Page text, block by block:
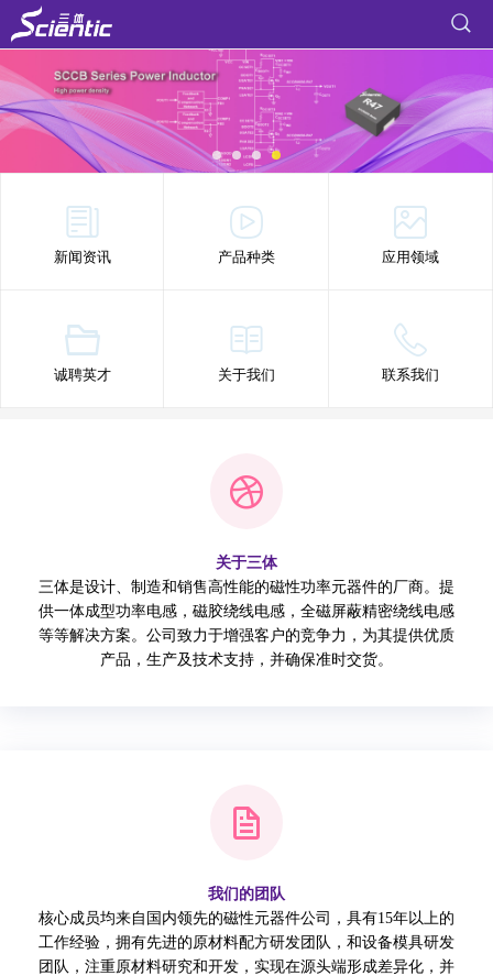
新闻资讯 产品种类 应用领域
诚聘英才 关于我们 联系我们
关于三体
三体是设计、制造和销售高性能的磁性功率元器件的厂商。提
供一体成型功率电感，磁胶绕线电感，全磁屏蔽精密绕线电感
等等解决方案。公司致力于增强客户的竞争力，为其提供优质
产品，生产及技术支持，并确保准时交货。
我们的团队
核心成员均来自国内领先的磁性元器件公司，具有15年以上的
工作经验，拥有先进的原材料配方研发团队，和设备模具研发
团队，注重原材料研究和开发，实现在源头端形成差异化，并